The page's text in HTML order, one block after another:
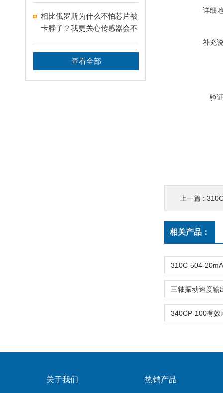
相比俄罗斯为什么不怕芯片被
卡脖子？我更关心传感器会不
会又！
查看全部
详细
补充
验
上一篇 :
相关产品：
关于我们 热销产品